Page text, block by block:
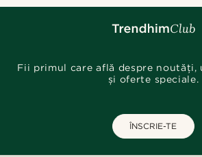
Fii primul care află despre
și oferte speciale.
ÎNSCRIE-TE